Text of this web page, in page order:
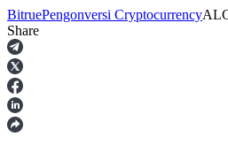
Berjangka
BitruePengonversi Cryptocurrency
Share